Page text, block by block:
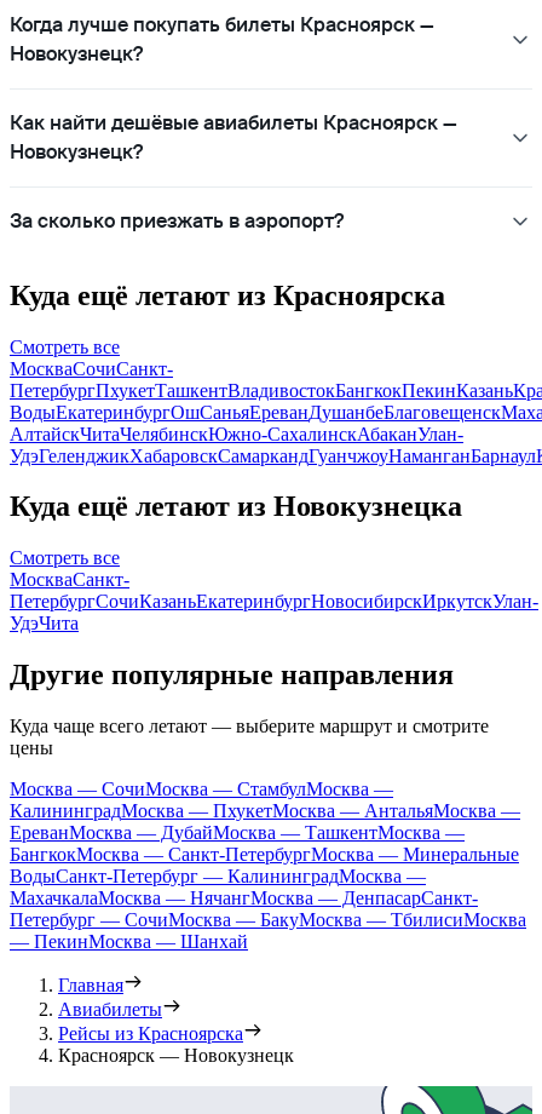
Когда лучше покупать билеты Красноярск —
Новокузнецк?
Как найти дешёвые авиабилеты Красноярск —
Новокузнецк?
За сколько приезжать в аэропорт?
Куда ещё летают из Красноярска
Смотреть все
МоскваСочиСанкт-
ПетербургПхукетТашкентВладивостокБангкокПекинКазань
ВодыЕкатеринбургОшСаньяЕреванДушанбеБлаговещенск
АлтайскЧитаЧелябинскЮжно-СахалинскАбаканУлан-
УдэГеленджикХабаровскСамаркандГуанчжоуНаманганБарнаул
Куда ещё летают из Новокузнецка
Смотреть все
МоскваСанкт-
ПетербургСочиКазаньЕкатеринбургНовосибирскИркутскУлан-
УдэЧита
Другие популярные направления
Куда чаще всего летают — выберите маршрут и смотрите
цены
Москва — СочиМосква — СтамбулМосква —
КалининградМосква — ПхукетМосква — АнтальяМосква —
ЕреванМосква — ДубайМосква — ТашкентМосква —
БангкокМосква — Санкт-ПетербургМосква — Минеральные
ВодыСанкт-Петербург — КалининградМосква —
МахачкалаМосква — НячангМосква — ДенпасарСанкт-
Петербург — СочиМосква — БакуМосква — ТбилисиМосква
— ПекинМосква — Шанхай
Главная
Авиабилеты
Рейсы из Красноярска
Красноярск — Новокузнецк